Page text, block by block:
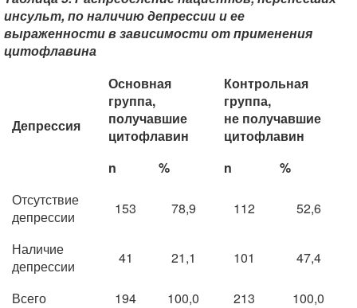
инсульт, по наличию депрессии и ее
выраженности в зависимости от применения
цитофлавина
Депрессия
Основная
группа,
получавшие
цитофлавин
Контрольная
группа,
не получавшие
цитофлавин
n
% n
%
Отсутствие
депрессии
153 78,9 112 52,6
Наличие
депрессии
41 21,1 101 47,4
Всего 194 100,0 213
100,0